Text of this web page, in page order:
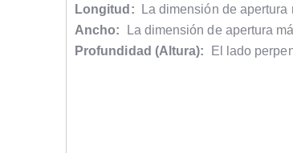
Longitud: La dimensión de apertura
Ancho:
La dimensión de apertura
Profundidad (Altura): El lado